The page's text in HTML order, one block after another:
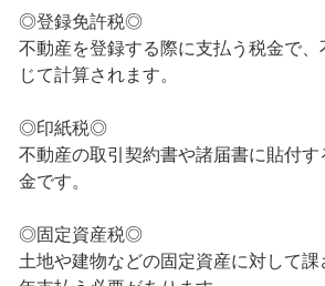
◎登録免許税◎
不動産を登録する際に支払う税金で
じて計算されます。
◎印紙税◎
不動産の取引契約書や諸届書に貼付
金です。
◎固定資産税◎
土地や建物などの固定資産に対して